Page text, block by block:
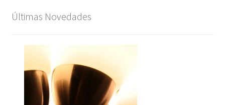
Últimas Novedades